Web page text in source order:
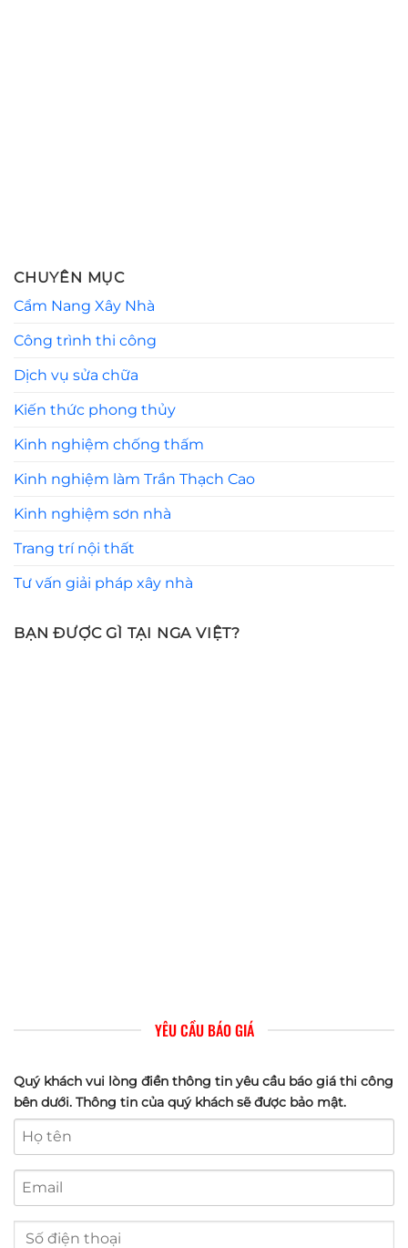
CHUYÊN MỤC
Cẩm Nang Xây Nhà
Công trình thi công
Dịch vụ sửa chữa
Kiến thức phong thủy
Kinh nghiệm chống thấm
Kinh nghiệm làm Trần Thạch Cao
Kinh nghiệm sơn nhà
Trang trí nội thất
Tư vấn giải pháp xây nhà
BẠN ĐƯỢC GÌ TẠI NGA VIỆT?
YÊU CẦU BÁO GIÁ
Quý khách vui lòng điền thông tin yêu cầu báo giá thi công
bên dưới. Thông tin của quý khách sẽ được bảo mật.